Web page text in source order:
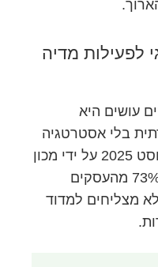
לפעילות מדיה
עושים היא
בלי אסטרטגיה
ברורה. במחקר שנערך באוגוסט 2025 על ידי מכון
הפרסום הדיגיטלי, נמצא ש-73% מהעסקים
מצליחים למדוד